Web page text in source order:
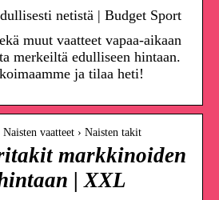
netistä | Budget Sport
muut vaatteet vapaa-aikaan
merkeiltä edulliseen hintaan.
ja tilaa heti!
vaatteet › Naisten takit
markkinoiden
| XXL